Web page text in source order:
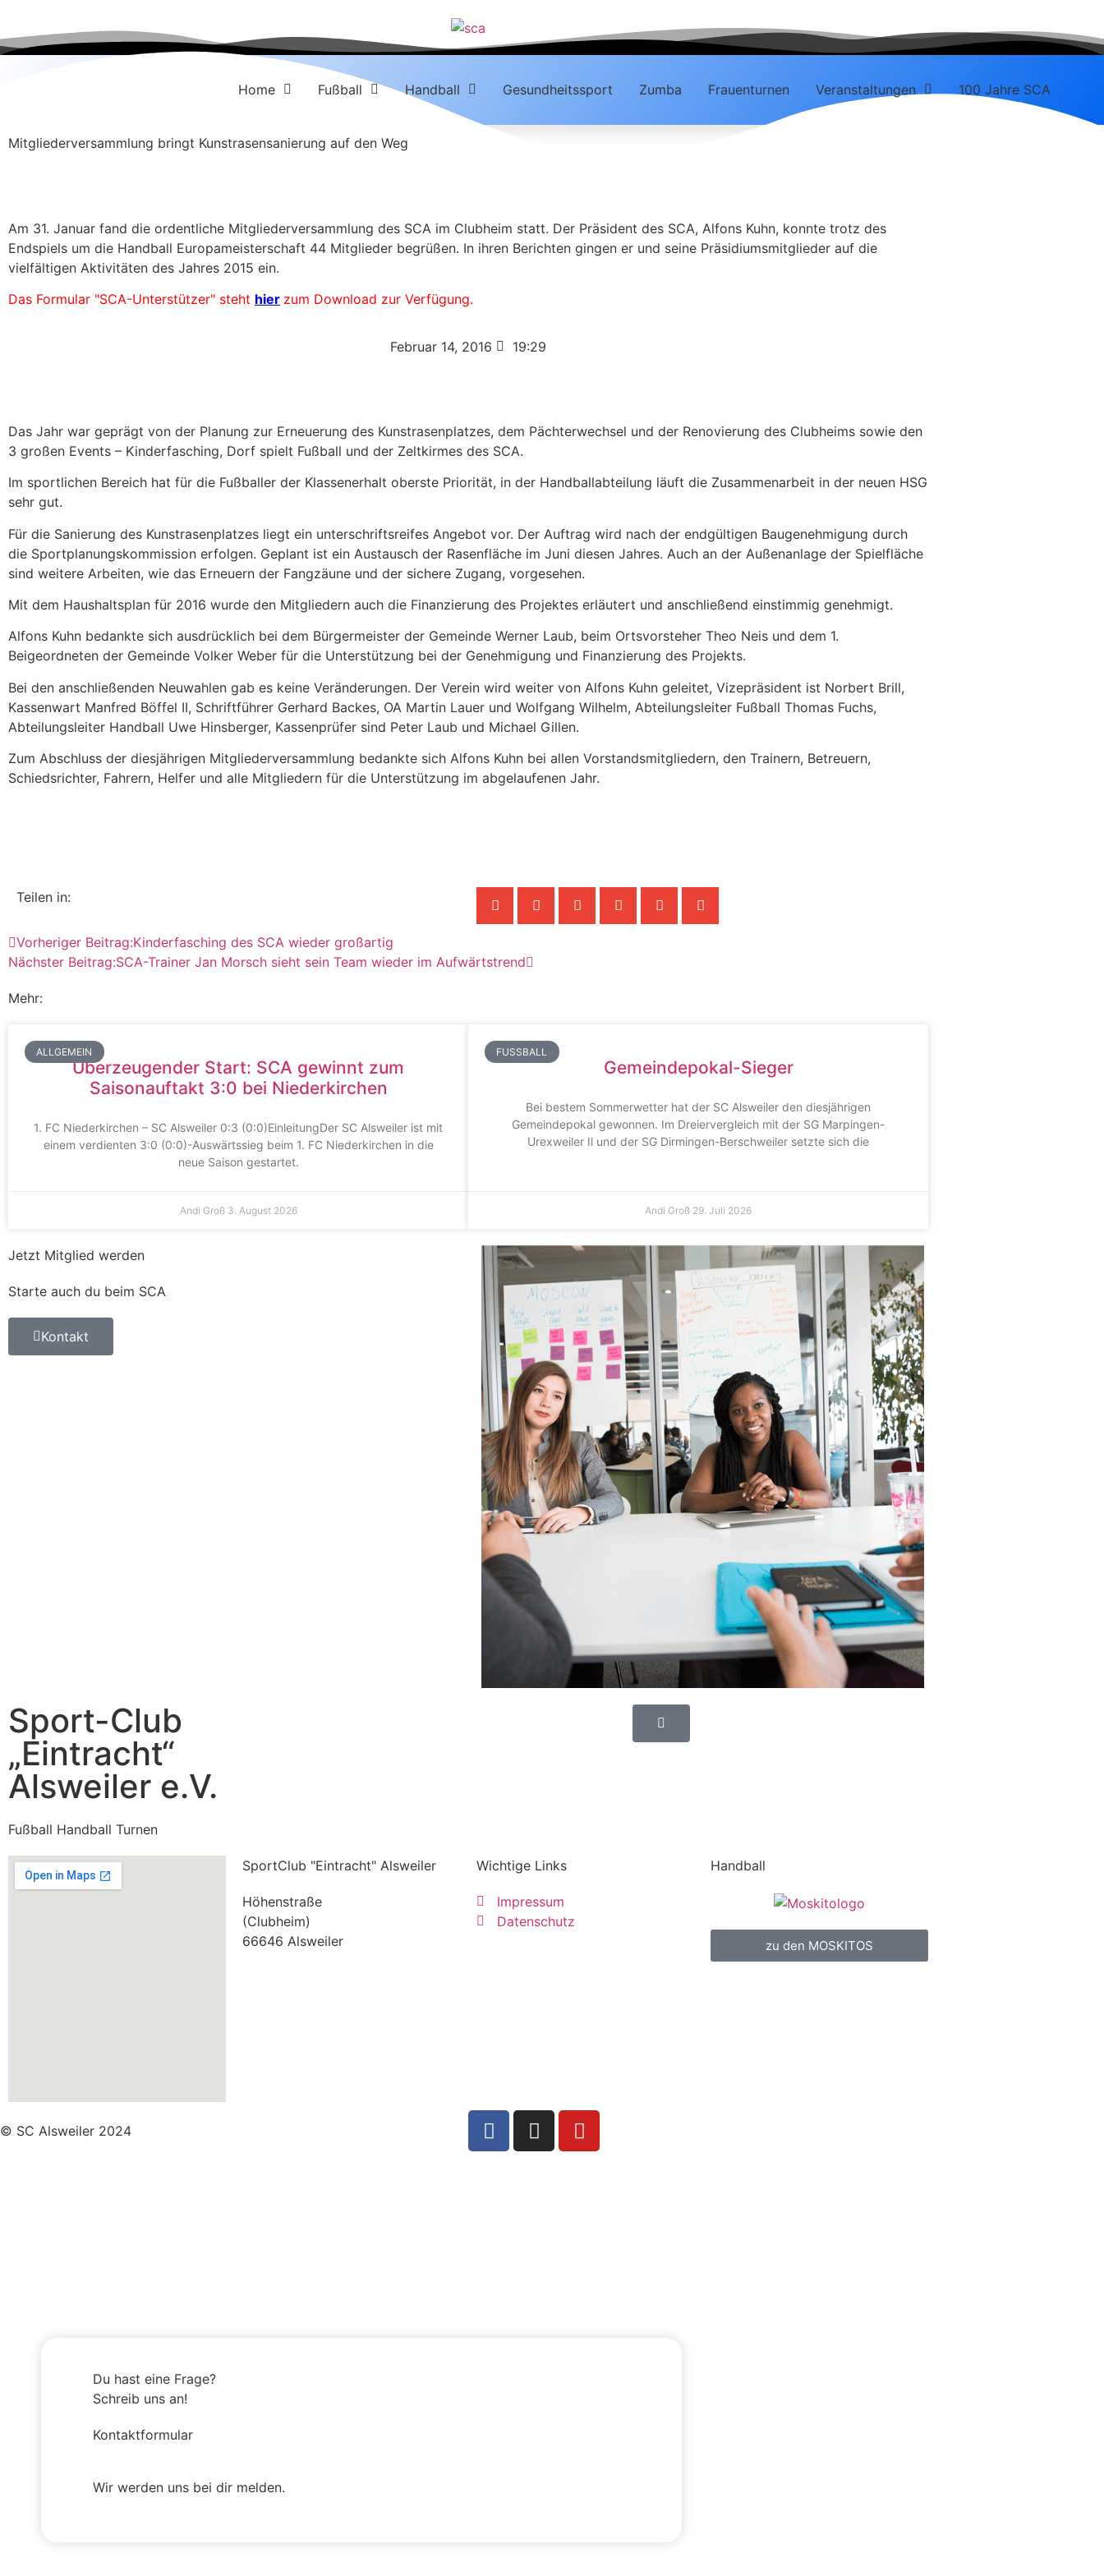
Home Fußball Handball Gesundheitssport Zumba Frauenturnen Veranstaltungen 100 Jahre SCA
Mitgliederversammlung bringt Kunstrasensanierung auf den Weg
Am 31. Januar fand die ordentliche Mitgliederversammlung des SCA im Clubheim statt. Der Präsident des SCA, Alfons Kuhn, konnte trotz des
Endspiels um die Handball Europameisterschaft 44 Mitglieder begrüßen. In ihren Berichten gingen er und seine Präsidiumsmitglieder auf die
vielfältigen Aktivitäten des Jahres 2015 ein.
Das Formular "SCA-Unterstützer" steht hier zum Download zur Verfügung.
Februar 14, 2016 19:29
Das Jahr war geprägt von der Planung zur Erneuerung des Kunstrasenplatzes, dem Pächterwechsel und der Renovierung des Clubheims sowie den
3 großen Events – Kinderfasching, Dorf spielt Fußball und der Zeltkirmes des SCA.
Im sportlichen Bereich hat für die Fußballer der Klassenerhalt oberste Priorität, in der Handballabteilung läuft die Zusammenarbeit in der neuen HSG
sehr gut.
Für die Sanierung des Kunstrasenplatzes liegt ein unterschriftsreifes Angebot vor. Der Auftrag wird nach der endgültigen Baugenehmigung durch
die Sportplanungskommission erfolgen. Geplant ist ein Austausch der Rasenfläche im Juni diesen Jahres. Auch an der Außenanlage der Spielfläche
sind weitere Arbeiten, wie das Erneuern der Fangzäune und der sichere Zugang, vorgesehen.
Mit dem Haushaltsplan für 2016 wurde den Mitgliedern auch die Finanzierung des Projektes erläutert und anschließend einstimmig genehmigt.
Alfons Kuhn bedankte sich ausdrücklich bei dem Bürgermeister der Gemeinde Werner Laub, beim Ortsvorsteher Theo Neis und dem 1.
Beigeordneten der Gemeinde Volker Weber für die Unterstützung bei der Genehmigung und Finanzierung des Projekts.
Bei den anschließenden Neuwahlen gab es keine Veränderungen. Der Verein wird weiter von Alfons Kuhn geleitet, Vizepräsident ist Norbert Brill,
Kassenwart Manfred Böffel II, Schriftführer Gerhard Backes, OA Martin Lauer und Wolfgang Wilhelm, Abteilungsleiter Fußball Thomas Fuchs,
Abteilungsleiter Handball Uwe Hinsberger, Kassenprüfer sind Peter Laub und Michael Gillen.
Zum Abschluss der diesjährigen Mitgliederversammlung bedankte sich Alfons Kuhn bei allen Vorstandsmitgliedern, den Trainern, Betreuern,
Schiedsrichter, Fahrern, Helfer und alle Mitgliedern für die Unterstützung im abgelaufenen Jahr.
Teilen in:
Vorheriger Beitrag:Kinderfasching des SCA wieder großartig
Nächster Beitrag:SCA-Trainer Jan Morsch sieht sein Team wieder im Aufwärtstrend
Mehr:
ALLGEMEIN
Überzeugender Start: SCA gewinnt zum
Saisonauftakt 3:0 bei Niederkirchen
1. FC Niederkirchen – SC Alsweiler 0:3 (0:0)EinleitungDer SC Alsweiler ist mit
einem verdienten 3:0 (0:0)-Auswärtssieg beim 1. FC Niederkirchen in die
neue Saison gestartet.
Andi Groß 3. August 2026
FUSSBALL
Gemeindepokal-Sieger
Bei bestem Sommerwetter hat der SC Alsweiler den diesjährigen
Gemeindepokal gewonnen. Im Dreiervergleich mit der SG Marpingen-
Urexweiler Il und der SG Dirmingen-Berschweiler setzte sich die
Andi Groß 29. Juli 2026
Jetzt Mitglied werden
Starte auch du beim SCA
Kontakt
Sport-Club
„Eintracht“
Alsweiler e.V.
Fußball Handball Turnen
SportClub "Eintracht" Alsweiler
Höhenstraße
(Clubheim)
66646 Alsweiler
Wichtige Links
Impressum
Datenschutz
Handball
zu den MOSKITOS
© SC Alsweiler 2024
Du hast eine Frage?
Schreib uns an!
Kontaktformular
Wir werden uns bei dir melden.